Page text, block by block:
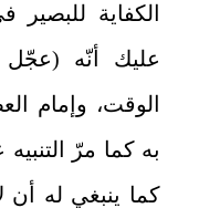
الكفاية
عليك أنّه (عجّل
الوقت، وإمام
به كما مرّ
كما ينبغي له أن